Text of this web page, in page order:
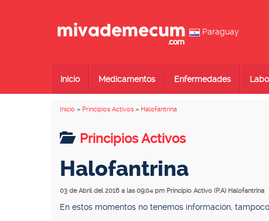
Paraguay
Inicio Medicamentos Enfermedades
Inicio » Principios Activos » Halofantrina
Principios Activos
Halofantrina
03 de Abril del 2016 a las 09:04 pm Principio Activo (P.A) Halofantrina
En estos momentos no tenemos información,